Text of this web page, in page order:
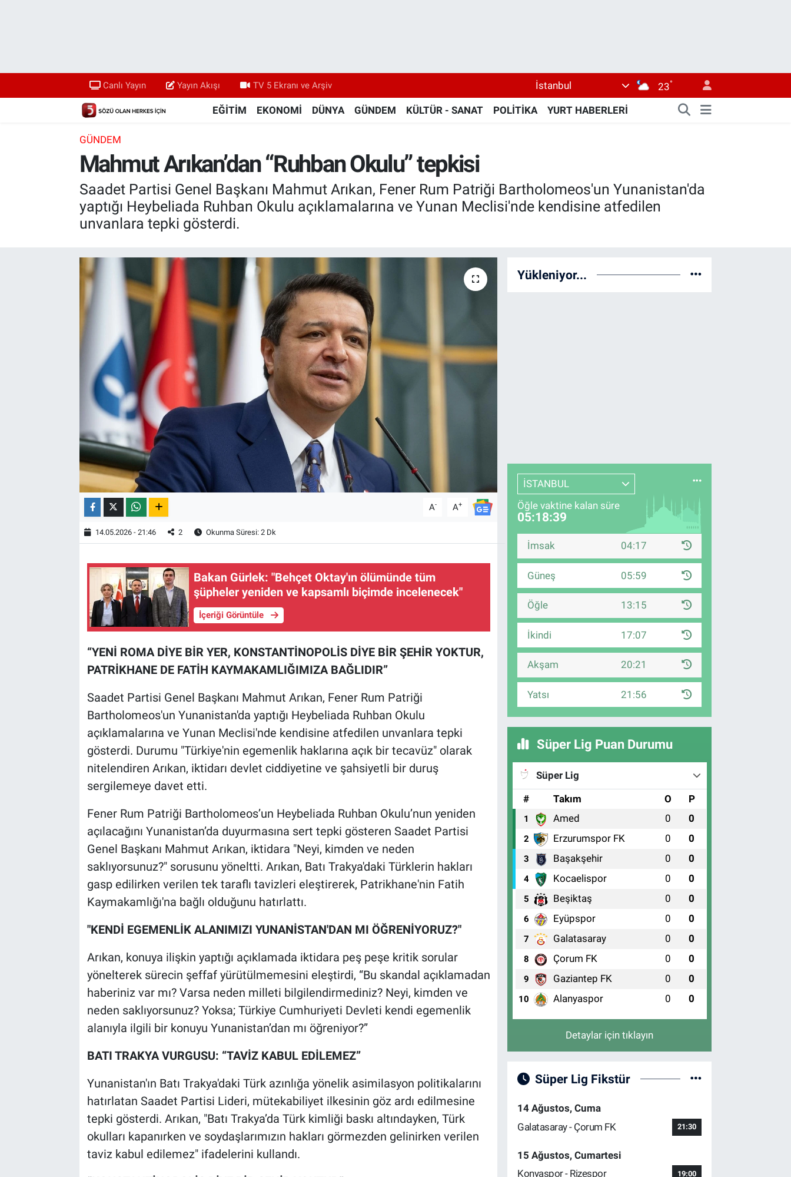
Canlı Yayın Yayın Akışı TV 5 Ekranı ve Arşiv İstanbul 23°
EĞİTİM EKONOMİ DÜNYA GÜNDEM KÜLTÜR - SANAT POLİTİKA YURT HABERLERİ
GÜNDEM
Mahmut Arıkan’dan “Ruhban Okulu” tepkisi
Saadet Partisi Genel Başkanı Mahmut Arıkan, Fener Rum Patriği Bartholomeos'un Yunanistan'da
yaptığı Heybeliada Ruhban Okulu açıklamalarına ve Yunan Meclisi'nde kendisine atfedilen
unvanlara tepki gösterdi.
A- A+
14.05.2026 - 21:46 2 Okunma Süresi: 2 Dk
Bakan Gürlek: "Behçet Oktay'ın ölümünde tüm
şüpheler yeniden ve kapsamlı biçimde incelenecek"
İçeriği Görüntüle
“YENİ ROMA DİYE BİR YER, KONSTANTİNOPOLİS DİYE BİR ŞEHİR YOKTUR,
PATRİKHANE DE FATİH KAYMAKAMLIĞIMIZA BAĞLIDIR”
Saadet Partisi Genel Başkanı Mahmut Arıkan, Fener Rum Patriği
Bartholomeos'un Yunanistan'da yaptığı Heybeliada Ruhban Okulu
açıklamalarına ve Yunan Meclisi'nde kendisine atfedilen unvanlara tepki
gösterdi. Durumu "Türkiye'nin egemenlik haklarına açık bir tecavüz" olarak
nitelendiren Arıkan, iktidarı devlet ciddiyetine ve şahsiyetli bir duruş
sergilemeye davet etti.
Fener Rum Patriği Bartholomeos’un Heybeliada Ruhban Okulu’nun yeniden
açılacağını Yunanistan’da duyurmasına sert tepki gösteren Saadet Partisi
Genel Başkanı Mahmut Arıkan, iktidara "Neyi, kimden ve neden
saklıyorsunuz?" sorusunu yöneltti. Arıkan, Batı Trakya'daki Türklerin hakları
gasp edilirken verilen tek taraflı tavizleri eleştirerek, Patrikhane'nin Fatih
Kaymakamlığı'na bağlı olduğunu hatırlattı.
"KENDİ EGEMENLİK ALANIMIZI YUNANİSTAN'DAN MI ÖĞRENİYORUZ?"
Arıkan, konuya ilişkin yaptığı açıklamada iktidara peş peşe kritik sorular
yönelterek sürecin şeffaf yürütülmemesini eleştirdi, “Bu skandal açıklamadan
haberiniz var mı? Varsa neden milleti bilgilendirmediniz? Neyi, kimden ve
neden saklıyorsunuz? Yoksa; Türkiye Cumhuriyeti Devleti kendi egemenlik
alanıyla ilgili bir konuyu Yunanistan’dan mı öğreniyor?”
BATI TRAKYA VURGUSU: “TAVİZ KABUL EDİLEMEZ”
Yunanistan'ın Batı Trakya'daki Türk azınlığa yönelik asimilasyon politikalarını
hatırlatan Saadet Partisi Lideri, mütekabiliyet ilkesinin göz ardı edilmesine
tepki gösterdi. Arıkan, "Batı Trakya’da Türk kimliği baskı altındayken, Türk
okulları kapanırken ve soydaşlarımızın hakları görmezden gelinirken verilen
taviz kabul edilemez" ifadelerini kullandı.
Yükleniyor...
İSTANBUL
Öğle vaktine kalan süre
05:18:38
İmsak 04:17
Güneş 05:59
Öğle 13:15
İkindi 17:07
Akşam 20:21
Yatsı 21:56
Süper Lig Puan Durumu
Süper Lig
#
Takım O P
1 Amed 0 0
2 Erzurumspor FK 0 0
3 Başakşehir 0 0
4 Kocaelispor 0 0
5 Beşiktaş 0 0
6 Eyüpspor 0 0
7 Galatasaray 0 0
8 Çorum FK 0 0
9 Gaziantep FK 0 0
10 Alanyaspor 0 0
Detaylar için tıklayın
Süper Lig Fikstür
14 Ağustos, Cuma
Galatasaray - Çorum FK
21:30
15 Ağustos, Cumartesi
Konyaspor - Rizespor
19:00
Yayın Akışı
TV 5 Ekranı ve Arşiv